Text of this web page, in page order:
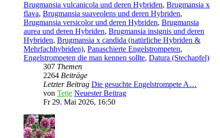
Brugmansia vulcanicola und deren Hybriden, Brugmansia x
flava, Brugmansia suaveolens und deren Hybriden,
Brugmansia versicolor und deren Hybriden, Brugmansia
aurea und deren Hybriden, Brugmansia insignis und deren
Hybriden, Brugmansia x candida (natürliche Hybriden &
Mehrfachhybriden), Panaschierte Engelstrompeten,
Engelstrompeten die man kennen sollte, Datura (Stechapfel)
307 Themen
2264 Beiträge
Letzter Beitrag Die gesuchte Engelstrompete A…
von Tetje Neuester Beitrag
Fr 29. Mai 2026, 16:50